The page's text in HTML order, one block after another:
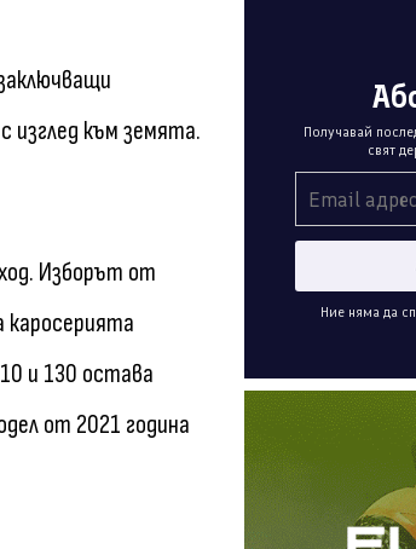
изглед към земята.
Изборът от
каросерията
и 130 остава
от 2021 година
Получавай
свят
Ние няма да